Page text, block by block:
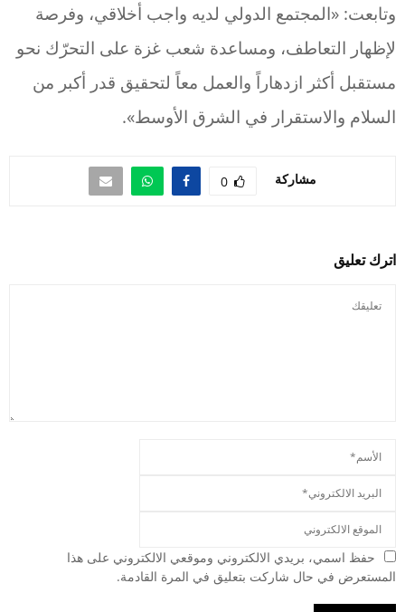
وتابعت: «المجتمع الدولي لديه واجب أخلاقي، وفرصة
لإظهار التعاطف، ومساعدة شعب غزة على التحرّك نحو
مستقبل أكثر ازدهاراً والعمل معاً لتحقيق قدر أكبر من
السلام والاستقرار في الشرق الأوسط».
مشاركة 0
اترك تعليق
حفظ اسمي، بريدي الالكتروني وموقعي الالكتروني على هذا
المستعرض في حال شاركت بتعليق في المرة القادمة.